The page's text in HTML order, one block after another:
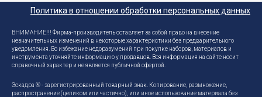
Политика в отношении обработки персональных данных
ВНИМАНИЕ!!! Фирма-производитель оставляет за собой право на внесение
незначительных изменений в некоторые характеристики без предварительного
уведомления. Во избежание недоразумений при покупке наборов, материалов и
инструмента уточняйте информацию у продавцов. Вся информация на сайте носит
справочный характер и не является публичной офертой.
Эскадра ® - зарегистрированный товарный знак. Копирование, размножение,
распространение (целиком или частично), или иное использование материала без